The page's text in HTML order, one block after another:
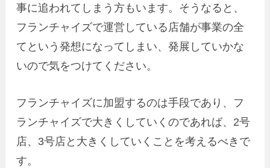
事に追われてしまう方もいます。そうなると、
フランチャイズで運営している店舗が事業の全
てという発想になってしまい、発展していかな
いので気をつけてください。
フランチャイズに加盟するのは手段であり、フ
ランチャイズで大きくしていくのであれば、2号
店、3号店と大きくしていくことを考えるべきで
す。